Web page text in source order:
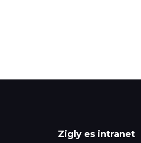
Zigly es intranet